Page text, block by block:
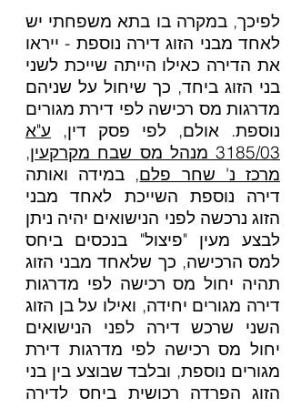
לפיכך, במקרה בו בתא משפחתי יש
לאחד מבני הזוג דירה נוספת - ייראו
את הדירה כאילו הייתה שייכת לשני
בני הזוג ביחד, כך שיחול על שניהם
מדרגות מס רכישה לפי דירת מגורים
נוספת. אולם, לפי פסק דין, ע"א
3185/03 מנהל מס שבח מקרקעין,
מרכז נ' שחר פלם, במידה ואותה
דירה נוספת השייכת לאחד מבני
הזוג נרכשה לפני הנישואים יהיה ניתן
לבצע מעין "פיצול" בנכסים ביחס
למס הרכישה, כך שלאחד מבני הזוג
תהיה יחול מס רכישה לפי מדרגות
דירה מגורים יחידה, ואילו על בן הזוג
השני שרכש דירה לפני הנישואים
יחול מס רכישה לפי מדרגות דירת
מגורים נוספת, ובלבד שבוצע בין בני
הזוג הפרדה רכושית ביחס לדירה